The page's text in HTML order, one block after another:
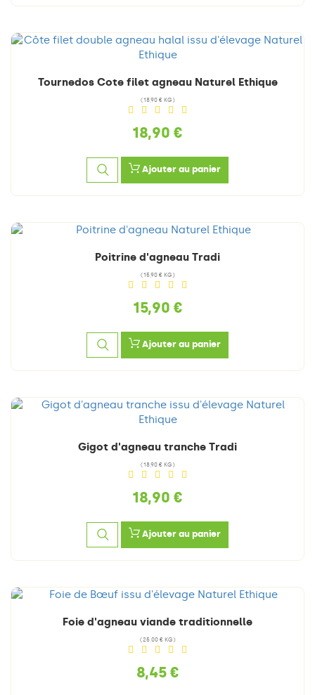
Tournedos Cote filet agneau Naturel Ethique
(18,90 € KG)
18,90 €
Ajouter au panier
Poitrine d'agneau Tradi
(15,90 € KG)
15,90 €
Ajouter au panier
Gigot d'agneau tranche Tradi
(18,90 € KG)
18,90 €
Ajouter au panier
Foie d'agneau viande traditionnelle
(25,00 € KG)
8,45 €